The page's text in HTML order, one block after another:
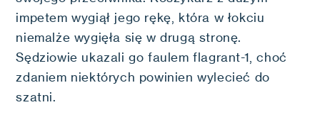
impetem wygiął jego rękę, która w łokciu
niemalże wygięła się w drugą stronę.
Sędziowie ukazali go faulem flagrant-1, choć
zdaniem niektórych powinien wylecieć do
szatni.